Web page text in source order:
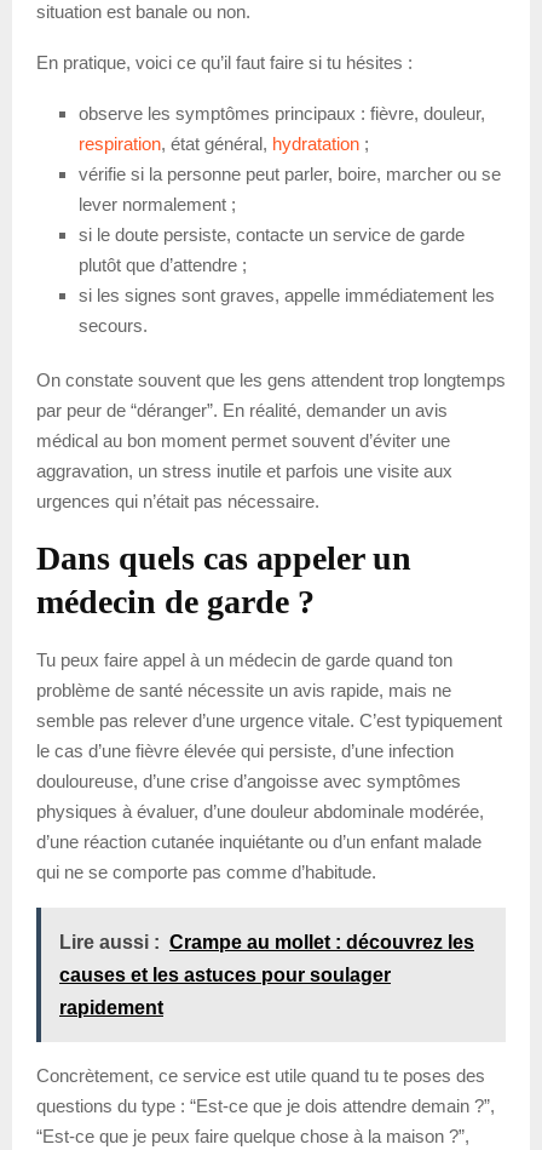
situation est banale ou non.
En pratique, voici ce qu’il faut faire si tu hésites :
observe les symptômes principaux : fièvre, douleur,
respiration, état général, hydratation ;
vérifie si la personne peut parler, boire, marcher ou se
lever normalement ;
si le doute persiste, contacte un service de garde
plutôt que d’attendre ;
si les signes sont graves, appelle immédiatement les
secours.
On constate souvent que les gens attendent trop longtemps
par peur de “déranger”. En réalité, demander un avis
médical au bon moment permet souvent d’éviter une
aggravation, un stress inutile et parfois une visite aux
urgences qui n’était pas nécessaire.
Dans quels cas appeler un
médecin de garde ?
Tu peux faire appel à un médecin de garde quand ton
problème de santé nécessite un avis rapide, mais ne
semble pas relever d’une urgence vitale. C’est typiquement
le cas d’une fièvre élevée qui persiste, d’une infection
douloureuse, d’une crise d’angoisse avec symptômes
physiques à évaluer, d’une douleur abdominale modérée,
d’une réaction cutanée inquiétante ou d’un enfant malade
qui ne se comporte pas comme d’habitude.
Lire aussi : Crampe au mollet : découvrez les
causes et les astuces pour soulager
rapidement
Concrètement, ce service est utile quand tu te poses des
questions du type : “Est-ce que je dois attendre demain ?”,
“Est-ce que je peux faire quelque chose à la maison ?”,